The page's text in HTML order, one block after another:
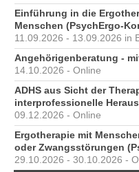
Einführung in die
Menschen (PsychErgo-
11.09.2026 - 13.09.2026 in
Angehörigenberatung -
14.10.2026 - Online
ADHS aus Sicht der
interprofessionelle
09.12.2026 - Online
Ergotherapie mit
oder Zwangsstörungen
29.10.2026 - 30.10.2026 -